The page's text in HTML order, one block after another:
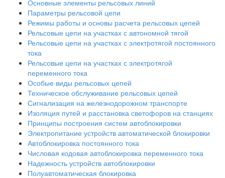
Основные элементы рельсовых линий
Параметры рельсовой цепи
Режимы работы и основы расчета рельсовых цепей
Рельсовые цепи на участках с автономной тягой
Рельсовые цепи на участках с электротягой постоянного
тока
Рельсовые цепи на участках с электротягой
переменного тока
Особые виды рельсовых цепей
Техническое обслуживание рельсовых цепей
Сигнализация на железнодорожном транспорте
Изоляция путей и расстановка светофоров на станциях
Принципы построения систем автоблокировки
Электропитание устройств автоматической блокировки
Автоблокировка постоянного тока
Числовая кодовая автоблокировка переменного тока
Надежность устройств автоблокировки
Полуавтоматическая блокировка